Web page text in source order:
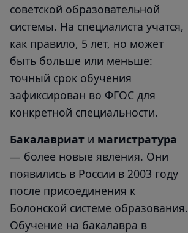
советской образовательной
системы. На специалиста учатся,
как правило, 5 лет, но может
быть больше или меньше:
точный срок обучения
зафиксирован во ФГОС для
конкретной специальности.
Бакалавриат и магистратура
— более новые явления. Они
появились в России в 2003 году
после присоединения к
Болонской системе образования.
Обучение на бакалавра в